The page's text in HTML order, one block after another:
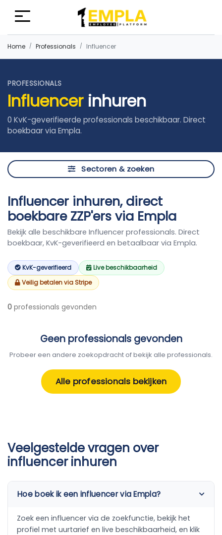
Home Professionals Influencer
PROFESSIONALS
Influencerinhuren
0 KvK-geverifieerde professionals beschikbaar. Direct
boekbaar via Empla.
Sectoren & zoeken
Influencer inhuren, direct
boekbare ZZP'ers via Empla
Bekijk alle beschikbare Influencer professionals. Direct
boekbaar, KvK-geverifieerd en betaalbaar via Empla.
KvK-geverifieerd
Live beschikbaarheid
Veilig betalen via Stripe
0 professionals gevonden
Geen professionals gevonden
Probeer een andere zoekopdracht of bekijk alle professionals.
Alle professionals bekijken
Veelgestelde vragen over
influencer inhuren
Hoe boek ik een influencer via Empla?
Zoek een influencer via de zoekfunctie, bekijk het
profiel met uurtarief en live beschikbaarheid, en klik